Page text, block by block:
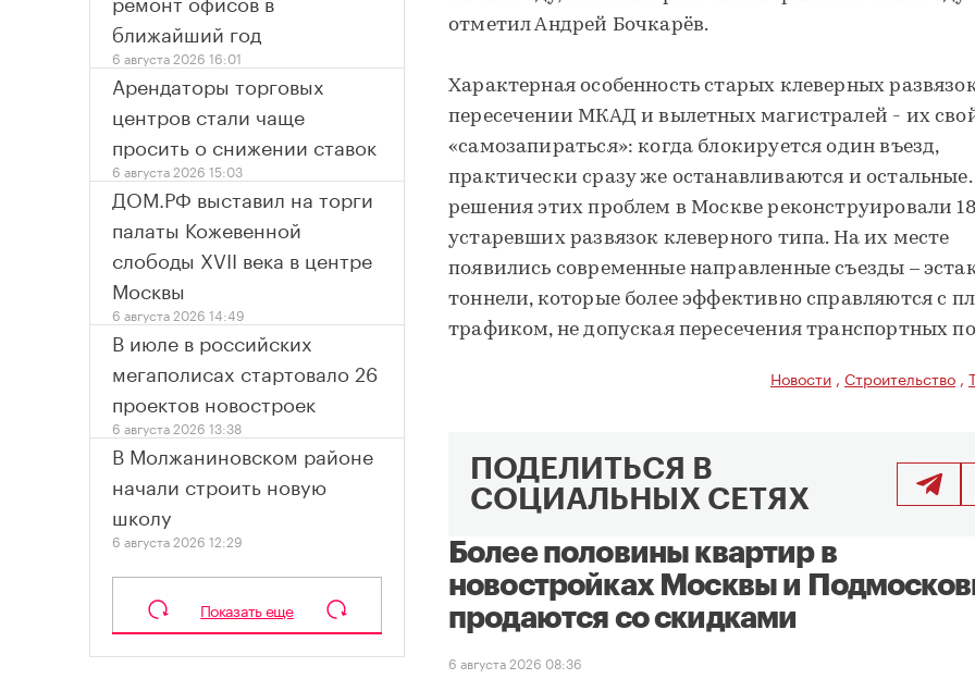
отметил Андрей Бочкарёв.
Характерная особенность старых клеверных
пересечении МКАД и вылетных магистралей - их
«самозапираться»: когда блокируется один въезд,
практически сразу же останавливаются и
решения этих проблем в Москве реконструировали 18
устаревших развязок клеверного типа. На их месте
появились современные направленные съезды –
тоннели, которые более эффективно справляются с
трафиком, не допуская пересечения транспортных
Новости , Строительство ,
ПОДЕЛИТЬСЯ В
СОЦИАЛЬНЫХ СЕТЯХ
Более половины квартир в
новостройках Москвы и
продаются со скидками
6 августа 2026 08:36
ближайший год
6 августа 2026 16:01
Арендаторы торговых
центров стали чаще
просить о снижении ставок
6 августа 2026 15:03
ДОМ.РФ выставил на торги
палаты Кожевенной
слободы XVII века в центре
Москвы
6 августа 2026 14:49
В июле в российских
мегаполисах стартовало 26
проектов новостроек
6 августа 2026 13:38
В Молжаниновском районе
начали строить новую
школу
6 августа 2026 12:29
Показать еще